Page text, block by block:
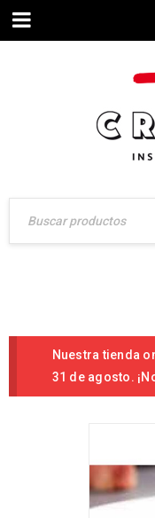
Nuestra tienda
31 de agosto.